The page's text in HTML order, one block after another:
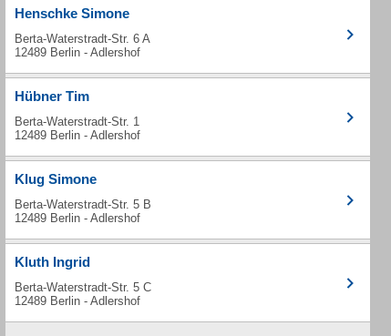
Henschke Simone
Berta-Waterstradt-Str. 6 A
12489 Berlin - Adlershof
Hübner Tim
Berta-Waterstradt-Str. 1
12489 Berlin - Adlershof
Klug Simone
Berta-Waterstradt-Str. 5 B
12489 Berlin - Adlershof
Kluth Ingrid
Berta-Waterstradt-Str. 5 C
12489 Berlin - Adlershof